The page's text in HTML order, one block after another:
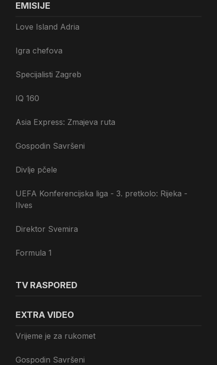
EMISIJE
Love Island Adria
Igra chefova
Specijalisti Zagreb
IQ 160
Asia Express: Zmajeva ruta
Gospodin Savršeni
Divlje pčele
UEFA Konferencijska liga - 3. pretkolo: Rijeka -
Ilves
Direktor Svemira
Formula 1
TV RASPORED
EXTRA VIDEO
Vrijeme je za rukomet
Gospodin Savršeni